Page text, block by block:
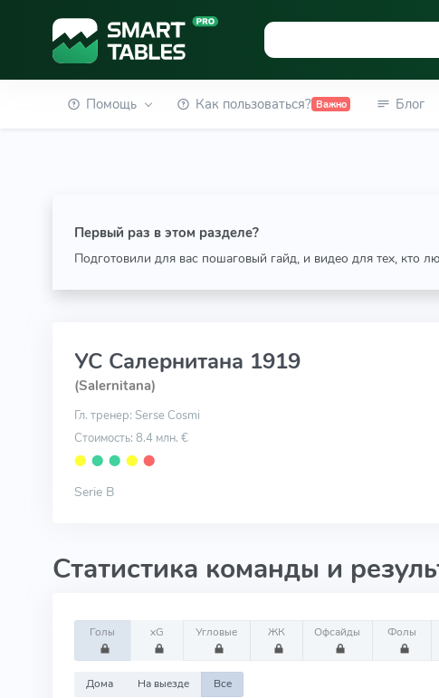
Помощь Как пользоваться? Важно Блог
Первый раз в этом разделе?
Подготовили для вас пошаговый гайд, и видео для тех, кто
УС Салернитана 1919
(Salernitana)
Гл. тренер: Serse Cosmi
Стоимость: 8.4 млн. €
⬤ ⬤ ⬤ ⬤ ⬤
Serie B
Статистика команды и
Голы xG Угловые ЖК Офсайды Фолы
Дома На выезде Все